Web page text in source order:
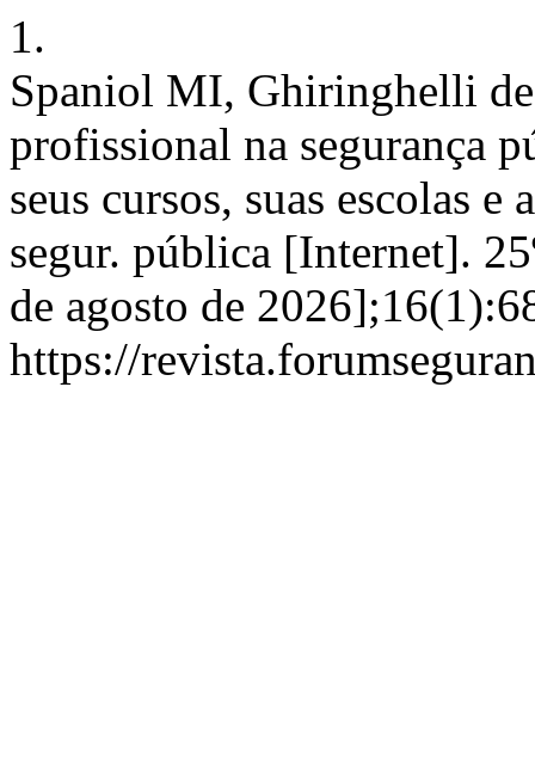
1.
Spaniol MI, Ghiringhelli
profissional na segurança
seus cursos, suas escolas
segur. pública [Internet].
de agosto de
https://